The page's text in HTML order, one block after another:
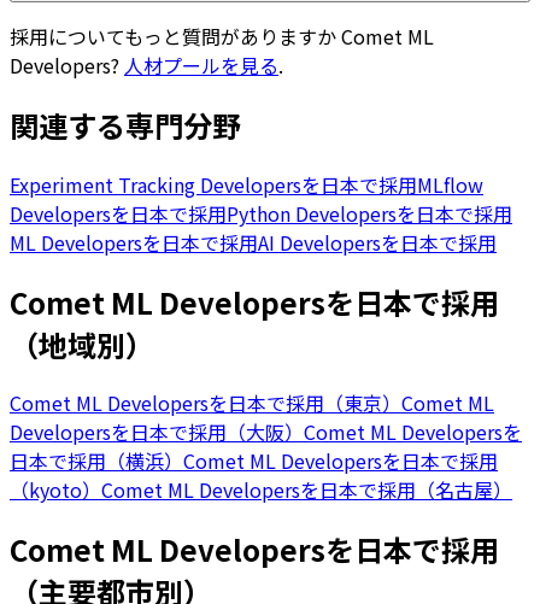
採用についてもっと質問がありますかComet ML
Developers? 人材プールを見る.
関連する専門分野
Experiment Tracking Developersを日本で採用MLflow
Developersを日本で採用Python Developersを日本で採用
ML Developersを日本で採用AI Developersを日本で採用
Comet ML Developersを日本で採用
（地域別）
Comet ML Developersを日本で採用（東京） Comet ML
Developersを日本で採用（大阪） Comet ML Developersを
日本で採用（横浜） Comet ML Developersを日本で採用
（kyoto） Comet ML Developersを日本で採用（名古屋）
Comet ML Developersを日本で採用
（主要都市別）